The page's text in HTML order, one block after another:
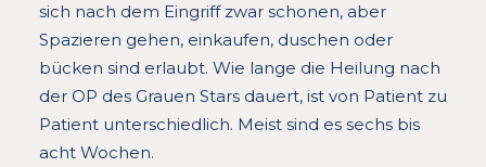
sich nach dem Eingriff zwar schonen, aber
Spazieren gehen, einkaufen, duschen oder
bücken sind erlaubt. Wie lange die Heilung nach
der OP des Grauen Stars dauert, ist von Patient zu
Patient unterschiedlich. Meist sind es sechs bis
acht Wochen.